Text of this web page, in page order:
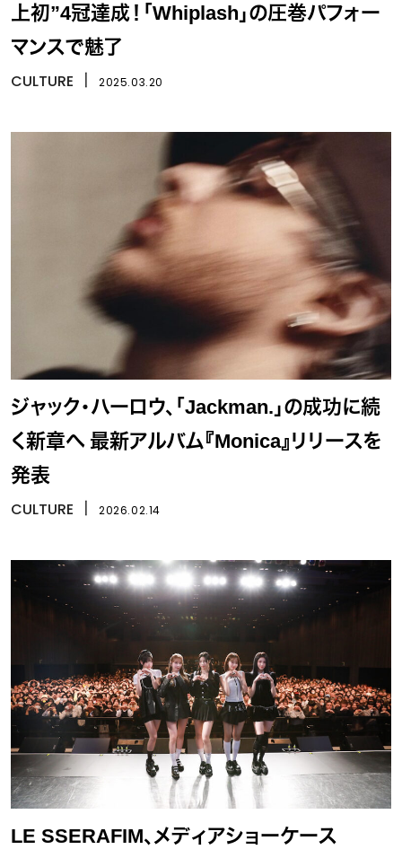
上初”4冠達成！「Whiplash」の圧巻パフォー
マンスで魅了
CULTURE 2025.03.20
ジャック・ハーロウ、「Jackman.」の成功に続
く新章へ 最新アルバム『Monica』リリースを
発表
CULTURE 2026.02.14
LE SSERAFIM、メディアショーケース